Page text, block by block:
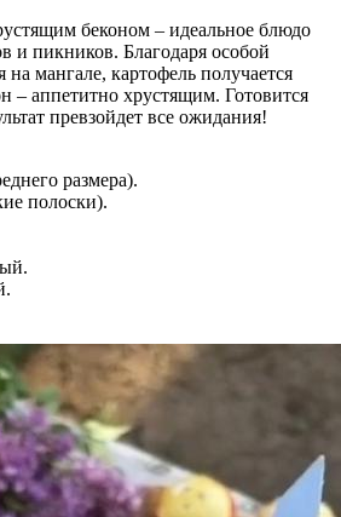
беконом – идеальное блюдо
и пикников. Благодаря особой
на мангале, картофель получается
– аппетитно хрустящим. Готовится
превзойдет все ожидания!
размера).
полоски).